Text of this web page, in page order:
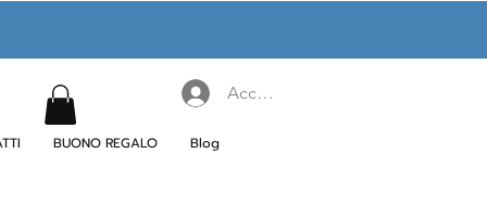
Accedi
BUONO REGALO Blog